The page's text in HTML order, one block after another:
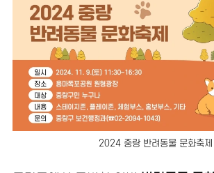
2024 중랑 반려동물 문화축제